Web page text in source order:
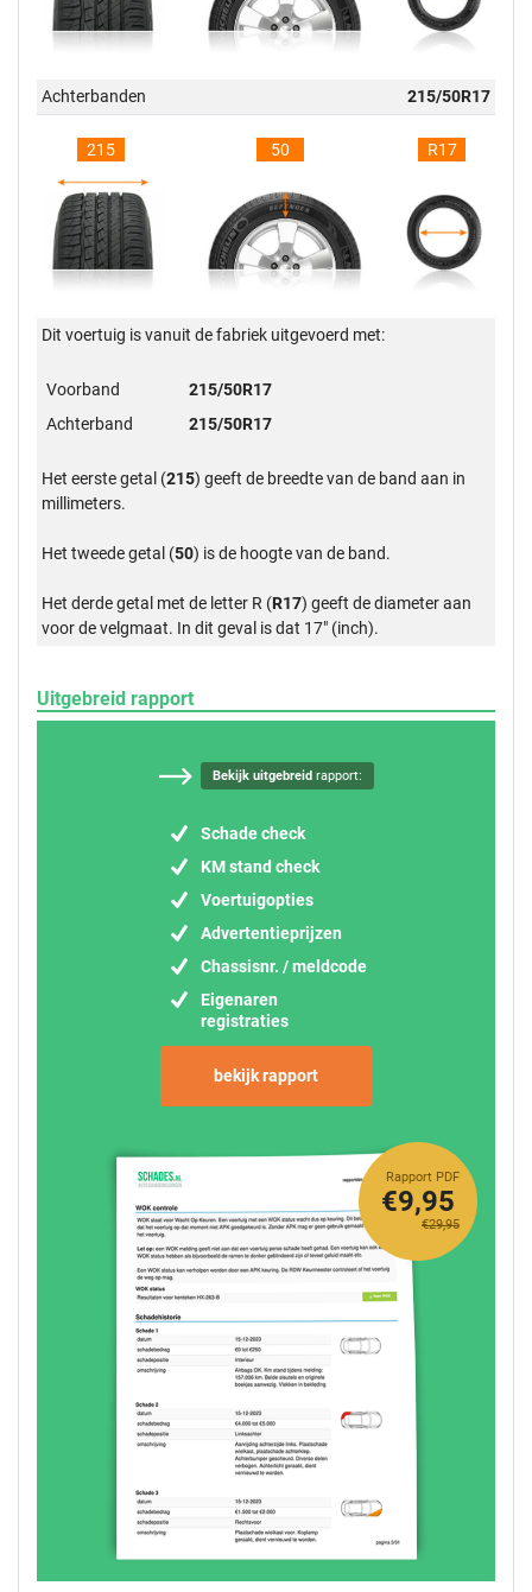
Achterbanden 215/50R17
215 50 R17
Dit voertuig is vanuit de fabriek uitgevoerd met:
Voorband
215/50R17
Achterband
215/50R17
Het eerste getal (215) geeft de breedte van de band aan in
millimeters.
Het tweede getal (50) is de hoogte van de band.
Het derde getal met de letter R (R17) geeft de diameter aan
voor de velgmaat. In dit geval is dat 17" (inch).
Uitgebreid rapport
Bekijk uitgebreid rapport:
Schade check
KM stand check
Voertuigopties
Advertentieprijzen
Chassisnr. / meldcode
Eigenaren
registraties
bekijk rapport
Rapport PDF
€29,95
€9,95